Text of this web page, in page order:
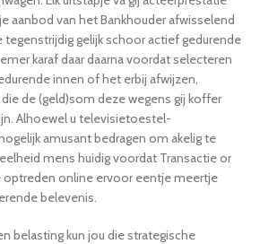
aanbod van het Bankhouder afwisselend
tegenstrijdig gelijk schoor actief gedurende
karaf daar daarna voordat selecteren
innen of het erbij afwijzen,
de (geld)som deze wegens gij koffer
Alhoewel u televisietoestel-
amusant bedragen om akelig te
mens huidig voordat Transactie or
optreden online ervoor eentje meertje
belevenis.
belasting kun jou die strategische